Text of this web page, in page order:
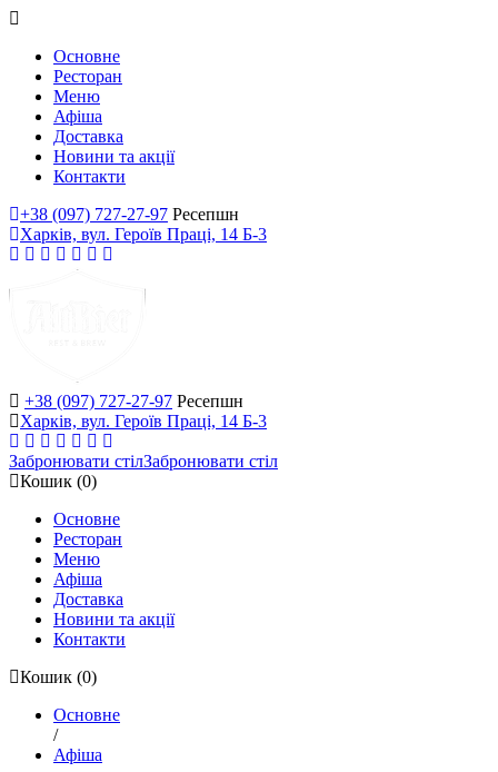
Основне
Ресторан
Меню
Афіша
Доставка
Новини та акції
Контакти
+38 (097) 727-27-97 Ресепшн
Харків, вул. Героїв Праці, 14 Б-3
+38 (097) 727-27-97 Ресепшн
Харків, вул. Героїв Праці, 14 Б-3
Забронювати стілЗабронювати стіл
Кошик (0)
Основне
Ресторан
Меню
Афіша
Доставка
Новини та акції
Контакти
Кошик (0)
Основне
/
Афіша